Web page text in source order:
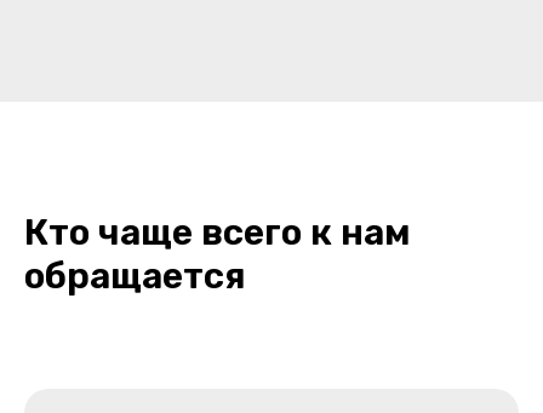
Кто чаще всего к нам
обращается